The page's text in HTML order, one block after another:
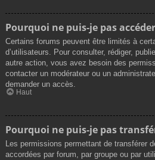
Pourquoi ne puis-je pas
Certains forums peuvent être limités à
d’utilisateurs. Pour consulter, rédiger,
autre action, vous avez besoin des
contacter un modérateur ou un
demander un accès.
Haut
Pourquoi ne puis-je pas
Les permissions permettant de transférer
accordées par forum, par groupe ou par